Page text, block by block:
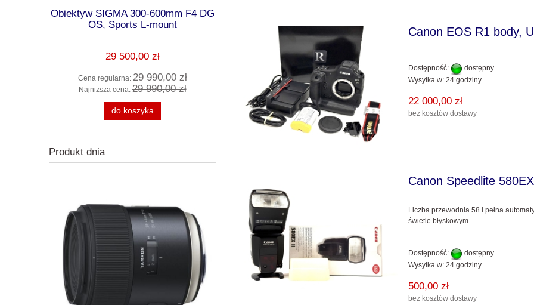
Obiektyw SIGMA 300-600mm F4 DG
OS, Sports L-mount
29 500,00 zł
Cena regularna:29 990,00 zł
Najniższa cena:29 990,00 zł
do koszyka
Obiektyw SIGMA 16-
28/2.8_C_DG_DN L-MOUNT + 3 lata
Gwarancji, Cont
3 990,00 zł
Cena regularna:4 190,00 zł
Najniższa cena:3 990,00 zł
do koszyka
SIGMA OBIEKTYW S 70-200/2.8
DN OS L-MOUNT + 3 lata
, Sports
Cena regularna:7 590,00 zł
do koszyka
Produkt dnia
Canon EOS R1 body,
Dostępność:
dostępny
Wysyłka w: 24 godziny
22 000,00 zł
bez kosztów dostawy
Canon Speedlite
Liczba przewodnia 58 i pełna
świetle błyskowym.
Dostępność:
dostępny
Wysyłka w: 24 godziny
500,00 zł
bez kosztów dostawy